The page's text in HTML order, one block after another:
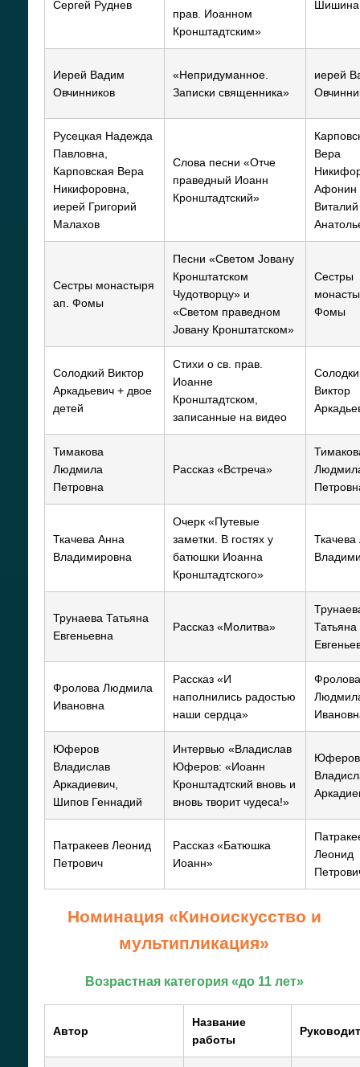
Сергей Руднев
прав. Иоанном
Кронштадтским»
Шишина
Иерей Вадим
Овчинников
«Непридуманное.
Записки священника»
иерей
Русецкая Надежда
Павловна,
Карповская Вера
Никифоровна,
иерей Григорий
Малахов
Слова песни «Отче
праведный Иоанн
Кронштадтский»
Вера
Афонин
Виталий
Сестры монастыря
ап. Фомы
Песни «Светом Јовану
Кронштатском
Чудотворцу» и
«Светом праведном
Јовану Кронштатском»
Сестры
Фомы
Солодкий Виктор
Аркадьевич + двое
детей
Стихи о св. прав.
Иоанне
Кронштадтском,
записанные на видео
Виктор
Тимакова
Людмила
Петровна
Рассказ «Встреча»
Ткачева Анна
Владимировна
Очерк «Путевые
заметки. В гостях у
батюшки Иоанна
Кронштадтского»
Трунаева Татьяна
Евгеньевна
Рассказ «Молитва»
Татьяна
Фролова Людмила
Ивановна
Рассказ «И
наполнились радостью
наши сердца»
Фролова
Юферов
Владислав
Аркадиевич,
Шипов Геннадий
Интервью «Владислав
Юферов: «Иоанн
Кронштадтский вновь и
вновь творит чудеса!»
Юферов
Патракеев Леонид
Петрович
Рассказ «Батюшка
Иоанн»
Леонид
Номинация «Киноискусство и
мультипликация»
Возрастная категория «до 11 лет»
Автор
Название
работы